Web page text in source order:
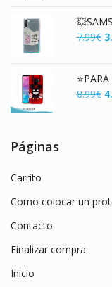
7.99€ El
8.99€ El
Páginas
Carrito
Como colocar un
Contacto
Finalizar compra
Inicio